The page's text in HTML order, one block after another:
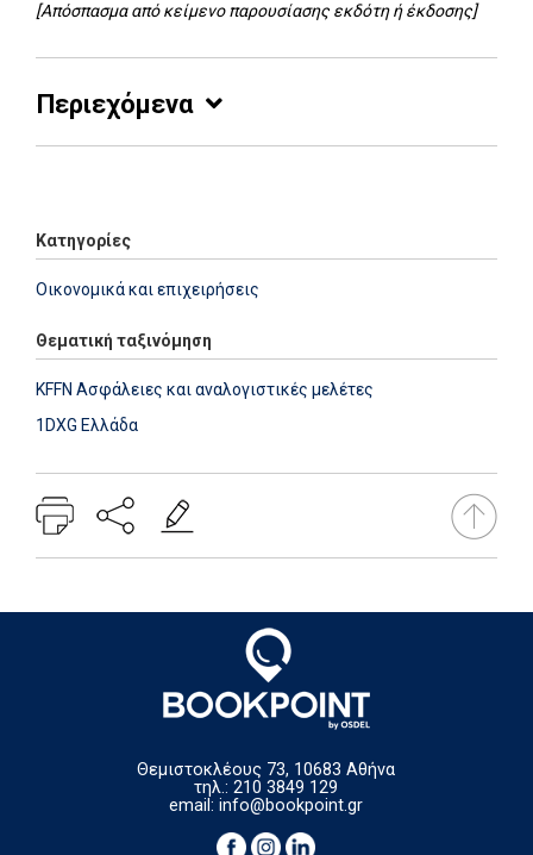
[Απόσπασμα από κείμενο παρουσίασης εκδότη ή έκδοσης]
Περιεχόμενα
Κατηγορίες
Οικονομικά και επιχειρήσεις
Θεματική ταξινόμηση
KFFN Ασφάλειες και αναλογιστικές μελέτες
1DXG Ελλάδα
Θεμιστοκλέους 73, 10683 Αθήνα
τηλ.: 210 3849 129
email:info@bookpoint.gr